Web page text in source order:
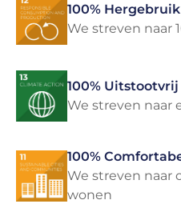
100% Hergebruik
We streven naar
100% Uitstootvrij
We streven naar
100%
We streven naar
wonen